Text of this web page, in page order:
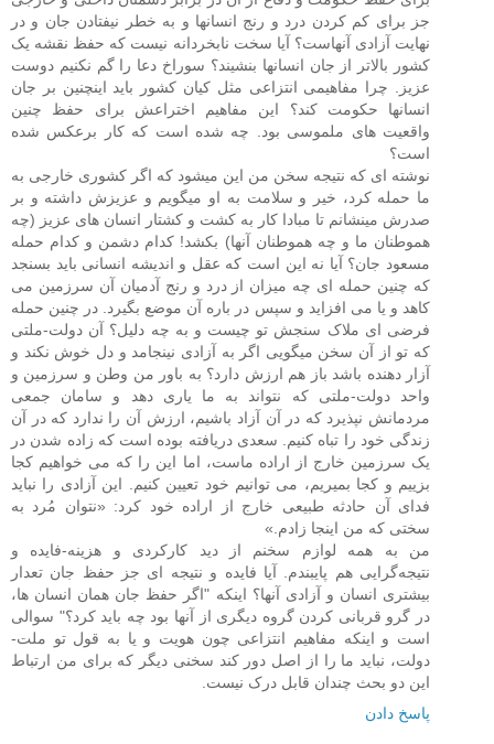
جز برای کم کردن درد و رنج انسانها و به خطر نیفتادن جان و در
نهایت آزادی آنهاست؟ آیا سخت نابخردانه نیست که حفظ نقشه یک
کشور بالاتر از جان انسانها بنشیند؟ سوراخ دعا را گم نکنیم دوست
عزیز. چرا مفاهیمی انتزاعی مثل کیان کشور باید اینچنین بر جان
انسانها حکومت کند؟ این مفاهیم اختراعش برای حفظ چنین
واقعیت های ملموسی بود. چه شده است که کار برعکس شده
است؟
نوشته ای که نتیجه سخن من این میشود که اگر کشوری خارجی به
ما حمله کرد، خیر و سلامت به او میگویم و عزیزش داشته و بر
صدرش مینشانم تا مبادا کار به کشت و کشتار انسان‌ های عزیز (چه
هموطنان ما و چه هموطنان آنها) بکشد! کدام دشمن و کدام حمله
مسعود جان؟ آیا نه این است که عقل و اندیشه انسانی باید بسنجد
که چنین حمله ای چه میزان از درد و رنج آدمیان آن سرزمین می
کاهد و یا می افزاید و سپس در باره آن موضع بگیرد. در چنین حمله
فرضی ای ملاک سنجش تو چیست و به چه دلیل؟ آن دولت-ملتی
که تو از آن سخن میگویی اگر به آزادی نینجامد و دل خوش نکند و
آزار دهنده باشد باز هم ارزش دارد؟ به باور من وطن و سرزمین و
واحد دولت-ملتی که نتواند به ما یاری دهد و سامان جمعی
مردمانش نپذیرد که در آن آزاد باشیم، ارزش آن را ندارد که در آن
زندگی خود را تباه کنیم. سعدی دریافته بوده است که زاده شدن در
یک سرزمین خارج از اراده‌ ماست، اما این را که می‌ خواهیم کجا
بزییم و کجا بمیریم، می ‌توانیم خود تعیین ‌کنیم. این آزادی را نباید
فدای آن حادثه طبیعی خارج از اراده‌ خود کرد: «نتوان مُرد به
سختی که من اینجا زادم.»
من به همه لوازم سخنم از دید کارکردی و هزینه-فایده و
نتیجه‌گرایی هم پایبندم. آیا فایده و نتیجه ای جز حفظ جان تعدار
بیشتری انسان و آزادی آنها؟ اینکه "اگر حفظ جان همان انسان‌ ها،
در گرو قربانی کردن گروه دیگری از آنها بود چه باید کرد؟" سوالی
است و اینکه مفاهیم انتزاعی چون هویت و یا به قول تو ملت-
دولت، نباید ما را از اصل دور کند سخنی دیگر که برای من ارتباط
این دو بحث چندان قابل درک نیست.
پاسخ دادن